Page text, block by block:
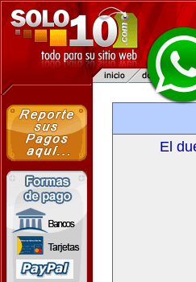
El